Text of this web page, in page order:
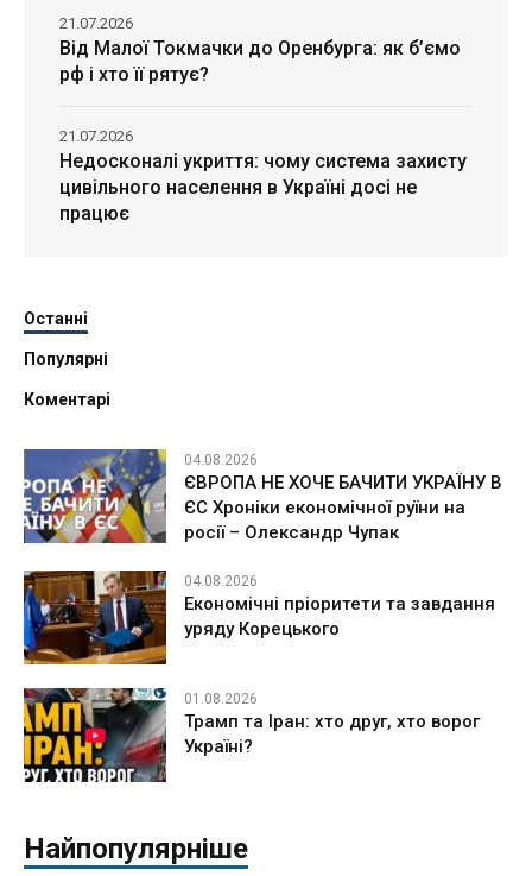
Від Малої Токмачки до Оренбурга: як б’ємо
рф і хто її рятує?
21.07.2026
Недосконалі укриття: чому система захисту
цивільного населення в Україні досі не
працює
21.07.2026
Останні
Популярні
Коментарі
04.08.2026
ЄВРОПА НЕ ХОЧЕ БАЧИТИ УКРАЇНУ В
ЄС Хроніки економічної руїни на
росії – Олександр Чупак
04.08.2026
Економічні пріоритети та завдання
уряду Корецького
01.08.2026
Трамп та Іран: хто друг, хто ворог
Україні?
Найпопулярніше